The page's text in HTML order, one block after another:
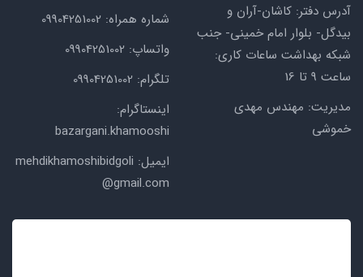
آدرس دفتر: کاشان-آران و
بیدگل- بلوار امام خمینی- جنب
شبکه بهداشت ساعات کاری:
ساعت ۹ تا 16
مدیریت: مهندس مهدی
خموشی
شماره همراه: 09904251002
واتساپ: 09904251002
تلگرام: 09904251002
اینستاگرام:
bazargani.khamooshi
ایمیل: mehdikhamoshibidgoli
@gmail.com